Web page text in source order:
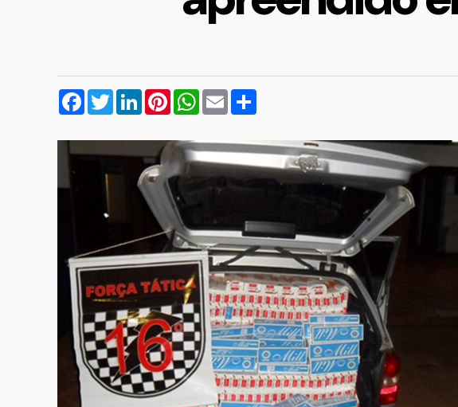
Facebook
TwitterLinkedInPinterestWhatsApp
Email